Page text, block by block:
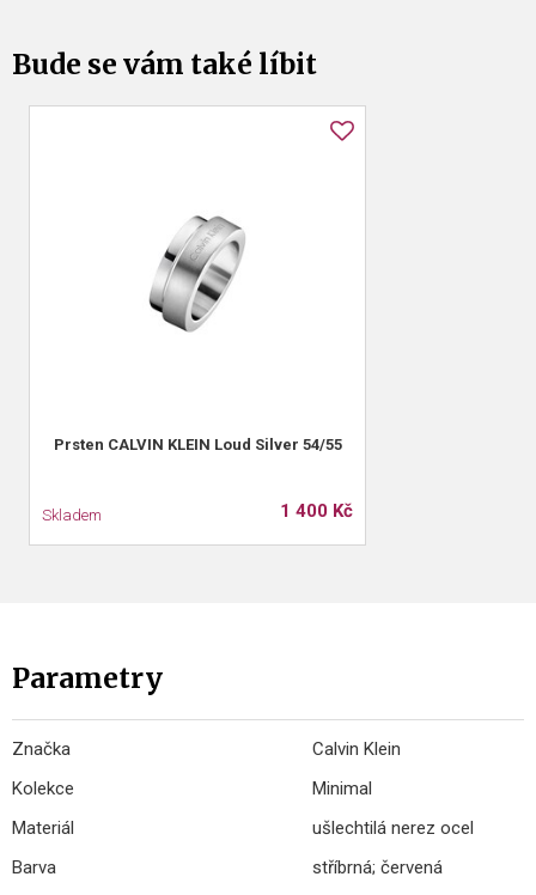
Bude se vám také líbit
Prsten CALVIN KLEIN Loud Silver 54/55
Skladem 1 400 Kč
Parametry
Značka
Calvin Klein
Kolekce
Minimal
Materiál
ušlechtilá nerez ocel
Barva
stříbrná; červená